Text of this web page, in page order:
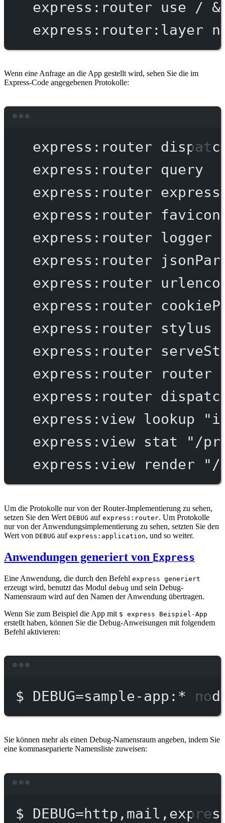
express:router use / &
express:router:layer
Wenn eine Anfrage an die App gestellt wird, sehen Sie die im
Express-Code angegebenen Protokolle:
express:router
express:router
query
express:router
express:router
favicon
express:router
logger
express:router
express:router
express:router
express:router
stylus
express:router
express:router
router
express:router
express:view
lookup
express:view
stat
"/
express:view
render "/
Um die Protokolle nur von der Router-Implementierung zu sehen,
setzen Sie den Wert DEBUG auf express:router. Um Protokolle
nur von der Anwendungsimplementierung zu sehen, setzten Sie den
Wert von DEBUG auf express:application, und so weiter.
Anwendungen generiert von Express
Eine Anwendung, die durch den Befehl express generiert
erzeugt wird, benutzt das Modul debug und sein Debug-
Namensraum wird auf den Namen der Anwendung übertragen.
Wenn Sie zum Beispiel die App mit $ express Beispiel-App
erstellt haben, können Sie die Debug-Anweisungen mit folgendem
Befehl aktivieren:
$ DEBUG=sample-app: *
Sie können mehr als einen Debug-Namensraum angeben, indem Sie
eine kommaseparierte Namensliste zuweisen:
$